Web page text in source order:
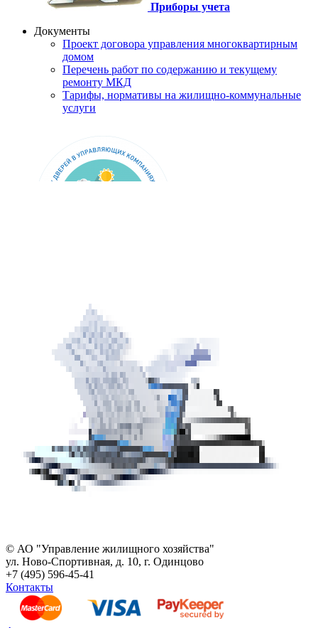
Приборы учета
Документы
Проект договора управления многоквартирным
домом
Перечень работ по содержанию и текущему
ремонту МКД
Тарифы, нормативы на жилищно-коммунальные
услуги
© АО "Управление жилищного хозяйства"
ул. Ново-Спортивная, д. 10, г. Одинцово
+7 (495) 596-45-41
Контакты